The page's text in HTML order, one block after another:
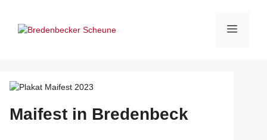
springen
Menü
Maifest in Bredenbeck